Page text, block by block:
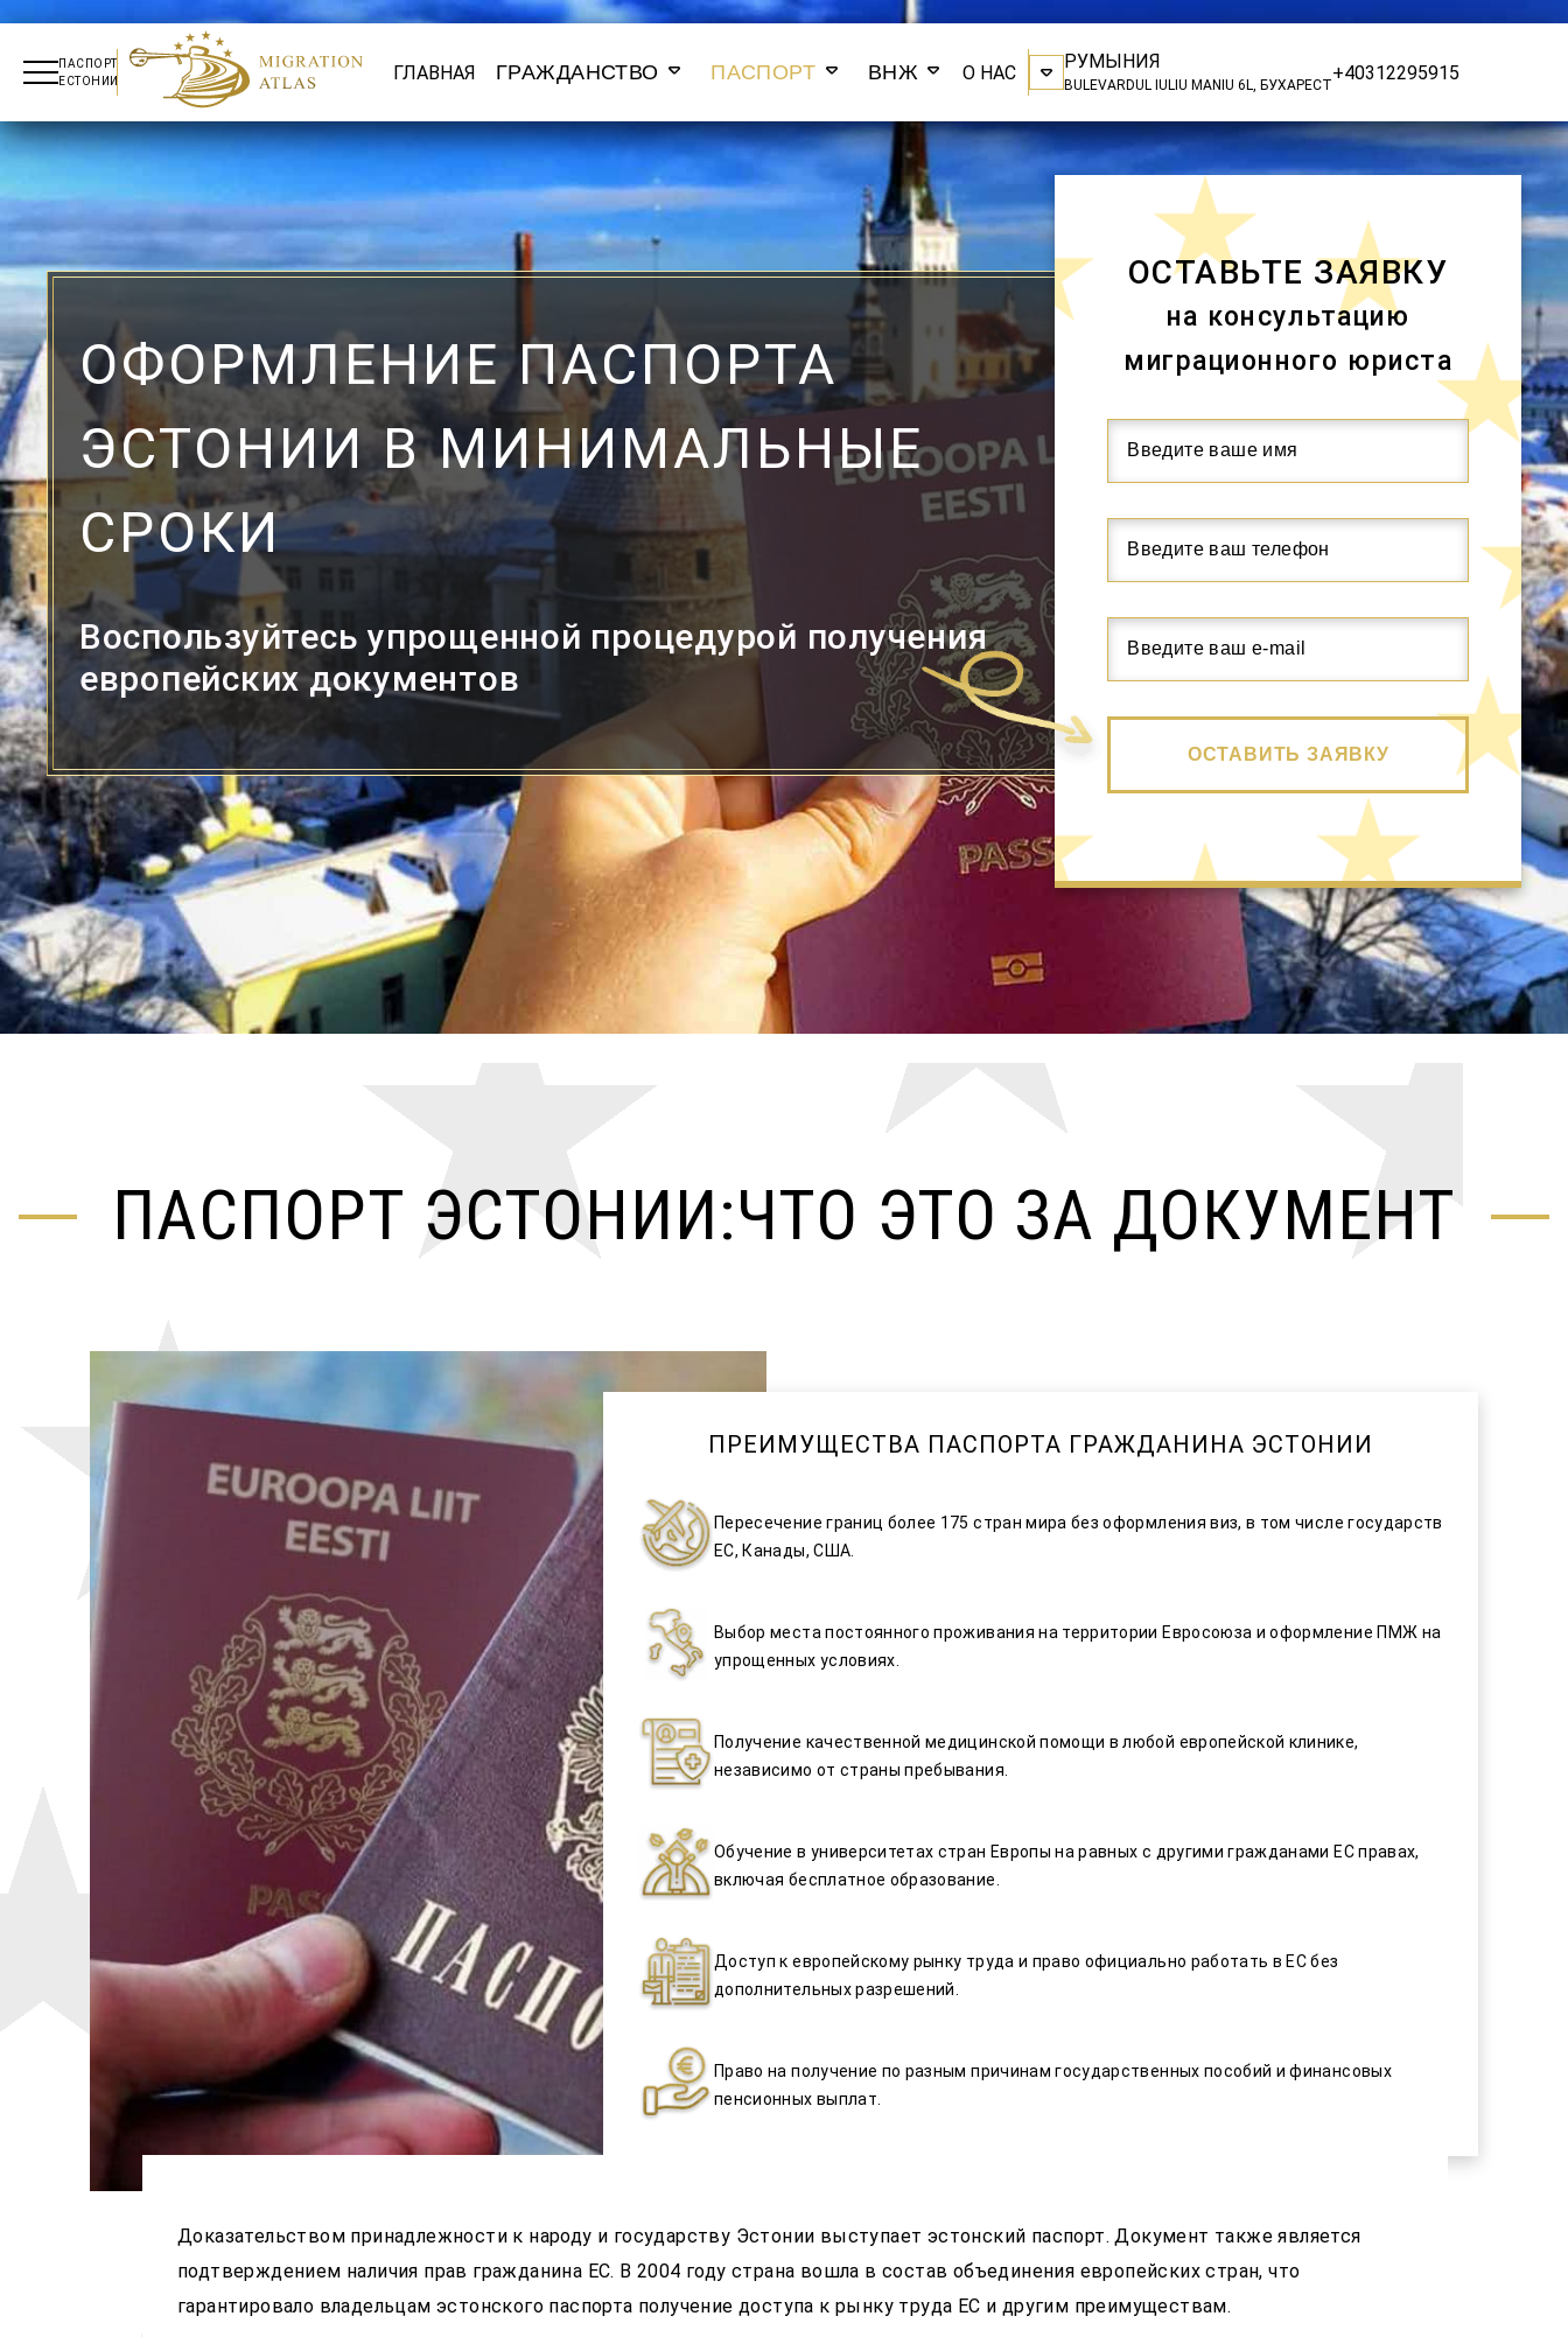
ПАСПОРТ
ЕСТОНИИ
ГЛАВНАЯ ГРАЖДАНСТВО ПАСПОРТ ВНЖ О НАС РУМЫНИЯ
BULEVARDUL IULIU MANIU 6L, БУХАРЕСТ
+40312295915
ОФОРМЛЕНИЕ ПАСПОРТА
ЭСТОНИИ В МИНИМАЛЬНЫЕ
СРОКИ
Воспользуйтесь упрощенной процедурой получения
европейских документов
ОСТАВЬТЕ ЗАЯВКУ
на консультацию
миграционного юриста
ОСТАВИТЬ ЗАЯВКУ
ПАСПОРТ ЭСТОНИИ:ЧТО ЭТО ЗА ДОКУМЕНТ
Доказательством принадлежности к народу и государству Эстонии выступает эстонский паспорт. Документ также является
подтверждением наличия прав гражданина ЕС. В 2004 году страна вошла в состав объединения европейских стран, что
гарантировало владельцам эстонского паспорта получение доступа к рынку труда ЕС и другим преимуществам.
ПРЕИМУЩЕСТВА ПАСПОРТА ГРАЖДАНИНА ЭСТОНИИ
Пересечение границ более 175 стран мира без оформления виз, в том числе государств
ЕС, Канады, США.
Выбор места постоянного проживания на территории Евросоюза и оформление ПМЖ на
упрощенных условиях.
Получение качественной медицинской помощи в любой европейской клинике,
независимо от страны пребывания.
Обучение в университетах стран Европы на равных с другими гражданами ЕС правах,
включая бесплатное образование.
Доступ к европейскому рынку труда и право официально работать в ЕС без
дополнительных разрешений.
Право на получение по разным причинам государственных пособий и финансовых
пенсионных выплат.